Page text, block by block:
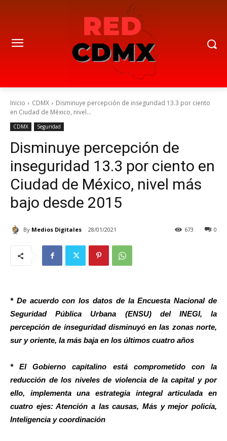
Inicio CDMX
Disminuye percepción de inseguridad 13.3 por ciento
en Ciudad de México, nivel...
CDMX Seguridad
Disminuye percepción de
inseguridad 13.3 por ciento en
Ciudad de México, nivel más
bajo desde 2015
By Medios Digitales 28/01/2021 0
673
* De acuerdo con los datos de la Encuesta Nacional de
Seguridad Pública Urbana (ENSU) del INEGI, la
percepción de inseguridad disminuyó en las zonas norte,
sur y oriente, la más baja en los últimos cuatro años
* El Gobierno capitalino está comprometido con la
reducción de los niveles de violencia de la capital y por
ello, implementa una estrategia integral articulada en
cuatro ejes: Atención a las causas, Más y mejor policía,
Inteligencia y coordinación